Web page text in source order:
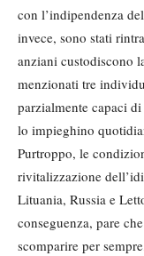
con l’indipendenza
invece, sono stati
anziani custodiscono
menzionati tre
parzialmente capaci
lo impieghino
Purtroppo, le
rivitalizzazione
Lituania, Russia e
conseguenza, pare
scomparire per